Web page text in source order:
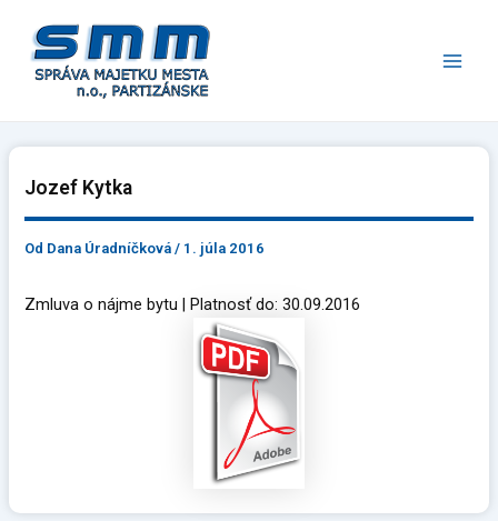
obsah
Jozef Kytka
Od Dana Úradníčková/ 1. júla 2016
Zmluva o nájme bytu | Platnosť do: 30.09.2016